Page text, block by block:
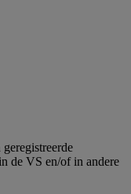
de VS en/of in andere